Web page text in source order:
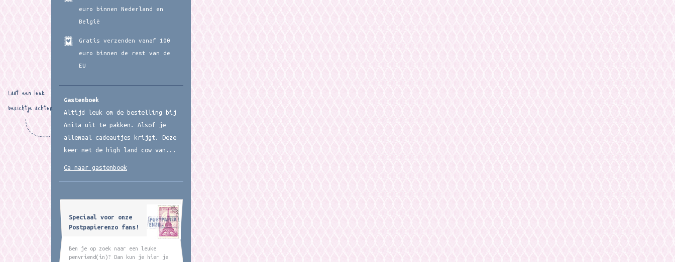
euro binnen Nederland en
België
Gratis verzenden vanaf 100
euro binnen de rest van de
EU
Gastenboek
Altijd leuk om de bestelling bij
Anita uit te pakken. Alsof je
allemaal cadeautjes krijgt. Deze
keer met de high land cow van...
Laat een leuk
berichtje achter
Ga naar gastenboek
Speciaal voor onze
Postpapierenzo fans!
Ben je op zoek naar een leuke
penvriend(in)? Dan kun je hier je